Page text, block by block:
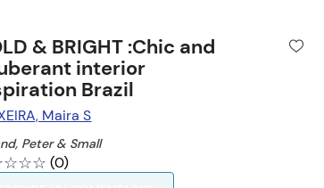
& BRIGHT :Chic and
interior
Brazil
Maira S
Peter & Small
☆☆☆ (0)